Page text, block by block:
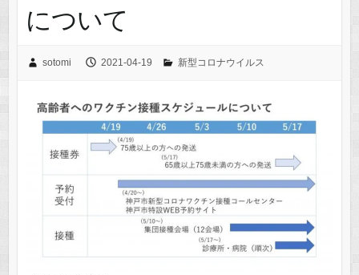
について
sotomi 2021-04-19 新型コロナウイルス